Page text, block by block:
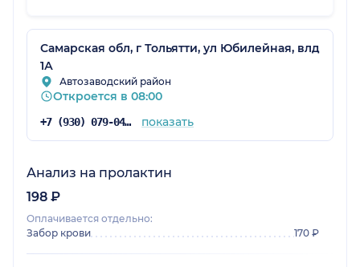
Самарская обл, г Тольятти, ул Юбилейная, влд
1А
Автозаводский район
Откроется в 08:00
+7 (930) 079-04-70 показать
Анализ на пролактин
198 ₽
Оплачивается отдельно:
Забор крови
170 ₽